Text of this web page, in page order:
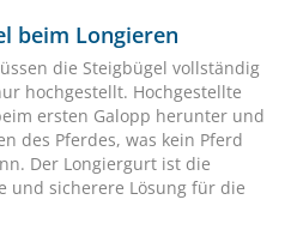
beim Longieren
die Steigbügel vollständig
hochgestellt. Hochgestellte
ersten Galopp herunter und
des Pferdes, was kein Pferd
Der Longiergurt ist die
sicherere Lösung für die